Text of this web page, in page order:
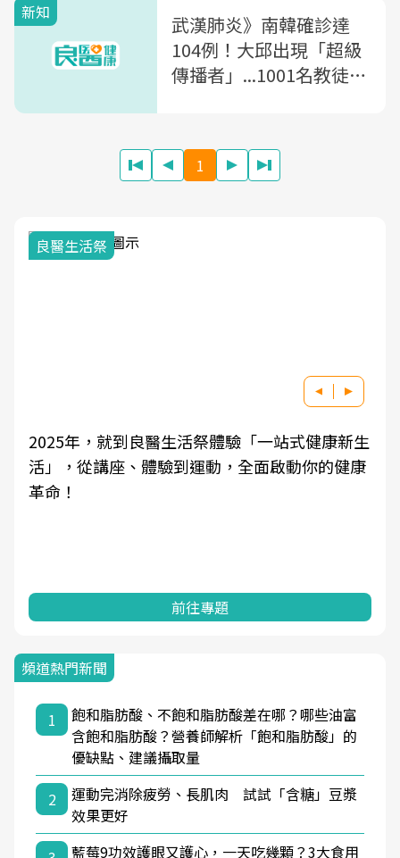
新知
武漢肺炎》南韓確診達
104例！大邱出現「超級
傳播者」...1001名教徒居
1
我與健康韌性的距離
良醫健康網從「換季的身體變化」出發，透過醫
學觀點與日常感受的對話，建立對亞健康的認
知，進而引導實際的改善行動。
前往專題
頻道熱門新聞
1
飽和脂肪酸、不飽和脂肪酸差在哪？哪些油富
含飽和脂肪酸？營養師解析「飽和脂肪酸」的
優缺點、建議攝取量
2
運動完消除疲勞、長肌肉 試試「含糖」豆漿
效果更好
藍莓9功效護眼又護心，一天吃幾顆？3大食用